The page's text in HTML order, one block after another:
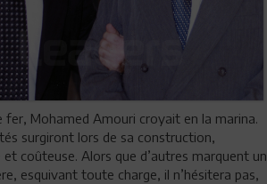
fer, Mohamed Amouri croyait en la marina.
surgiront lors de sa construction,
et coûteuse. Alors que d’autres marquent un
esquivant toute charge, il n’hésitera pas,